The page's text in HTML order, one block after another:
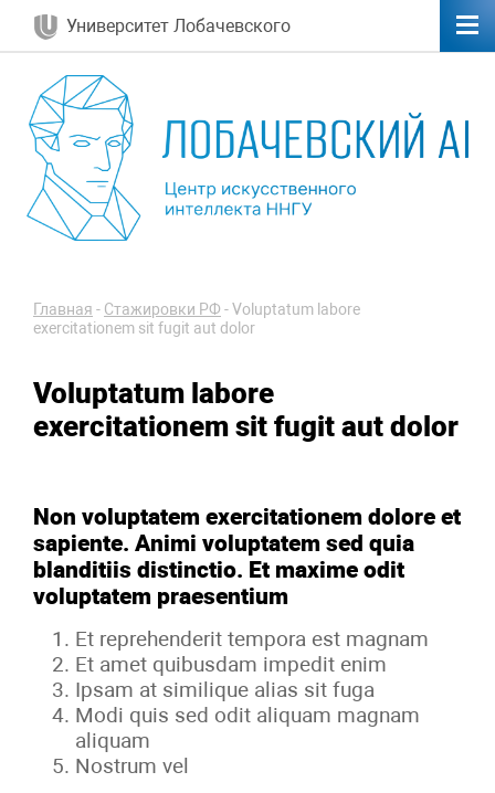
Университет Лобачевского
Главная - Стажировки РФ -Voluptatum labore
exercitationem sit fugit aut dolor
Voluptatum labore
exercitationem sit fugit aut dolor
Non voluptatem exercitationem dolore et
sapiente. Animi voluptatem sed quia
blanditiis distinctio. Et maxime odit
voluptatem praesentium
Et reprehenderit tempora est magnam
Et amet quibusdam impedit enim
Ipsam at similique alias sit fuga
Modi quis sed odit aliquam magnam
aliquam
Nostrum vel